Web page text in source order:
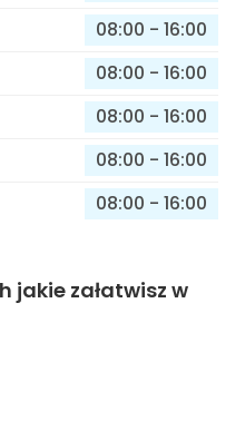
08:00 - 16:00
08:00 - 16:00
08:00 - 16:00
08:00 - 16:00
08:00 - 16:00
jakie załatwisz w